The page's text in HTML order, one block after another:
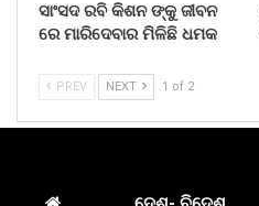
ସାଂସଦ ରବି କିଶନ ଙ୍କୁ ଜୀବନ
ରେ ମାରିଦେବାର ମିଳିଛି ଧମକ
PREV NEXT 1 of 2